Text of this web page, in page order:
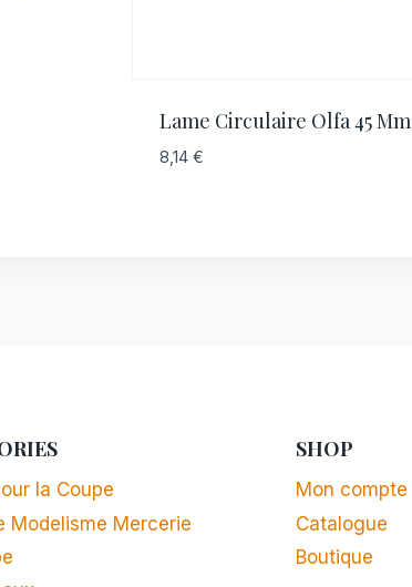
Lame Circulaire Olfa 45 Mm
8,14 €
la Coupe
Modelisme Mercerie
SHOP
Mon compte
Catalogue
Boutique